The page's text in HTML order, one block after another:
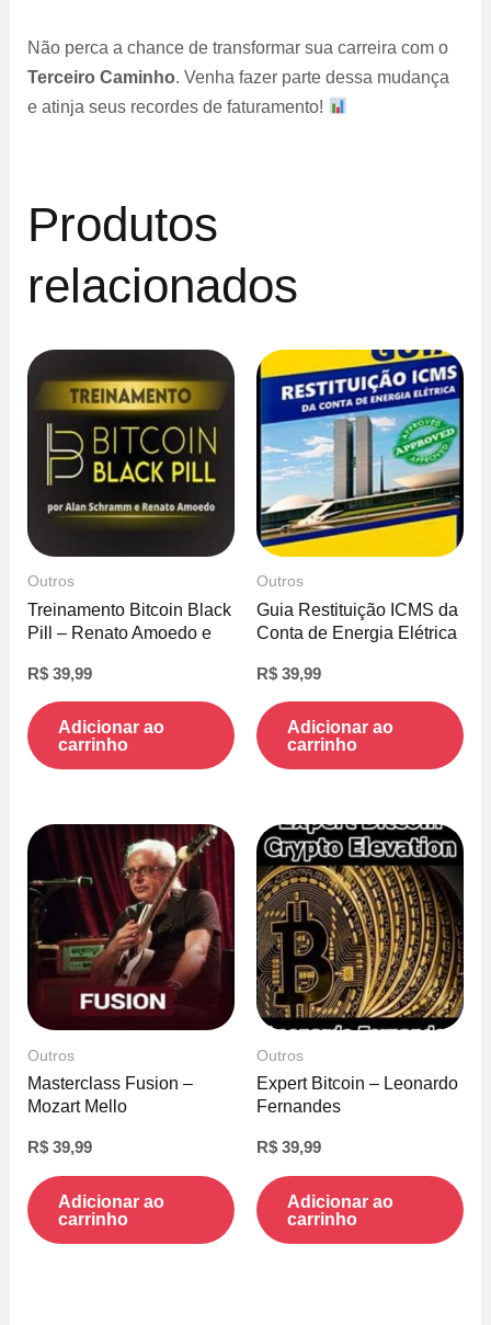
Não perca a chance de transformar sua carreira com o
Terceiro Caminho. Venha fazer parte dessa mudança
e atinja seus recordes de faturamento!
Produtos
relacionados
Outros
Treinamento Bitcoin Black
Pill – Renato Amoedo e
R$ 39,99
Adicionar ao
carrinho
Outros
Guia Restituição ICMS da
Conta de Energia Elétrica
R$ 39,99
Adicionar ao
carrinho
Outros
Masterclass Fusion –
Mozart Mello
R$ 39,99
Adicionar ao
carrinho
Outros
Expert Bitcoin – Leonardo
Fernandes
R$ 39,99
Adicionar ao
carrinho